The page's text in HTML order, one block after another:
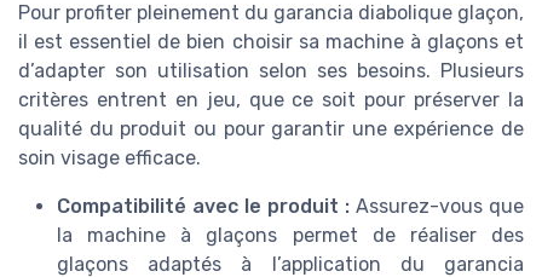
Pour profiter pleinement du garancia diabolique glaçon,
il est essentiel de bien choisir sa machine à glaçons et
d’adapter son utilisation selon ses besoins. Plusieurs
critères entrent en jeu, que ce soit pour préserver la
qualité du produit ou pour garantir une expérience de
soin visage efficace.
Compatibilité avec le produit : Assurez-vous que
la machine à glaçons permet de réaliser des
glaçons adaptés à l’application du garancia